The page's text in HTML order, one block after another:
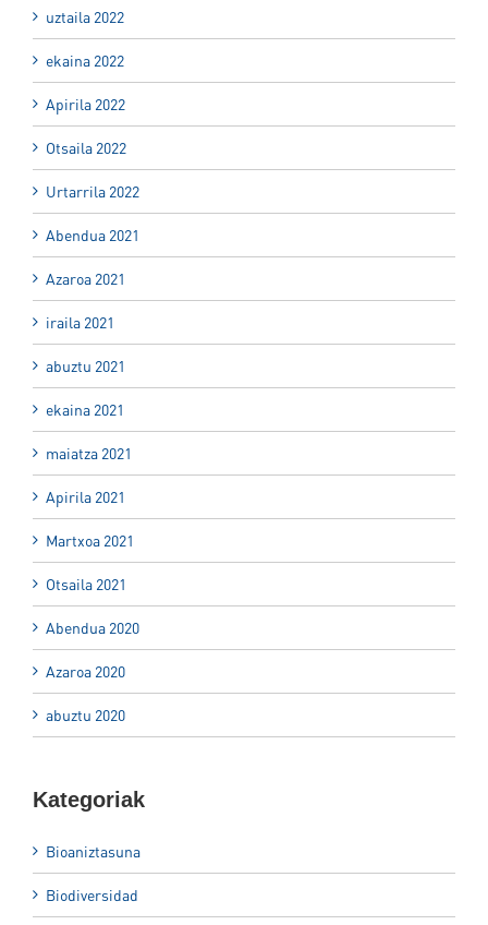
uztaila 2022
ekaina 2022
Apirila 2022
Otsaila 2022
Urtarrila 2022
Abendua 2021
Azaroa 2021
iraila 2021
abuztu 2021
ekaina 2021
maiatza 2021
Apirila 2021
Martxoa 2021
Otsaila 2021
Abendua 2020
Azaroa 2020
abuztu 2020
Kategoriak
Bioaniztasuna
Biodiversidad